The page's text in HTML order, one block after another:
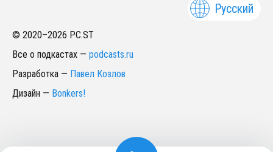
Русский
© 2020–2026 PC.ST
Все о подкастах — podcasts.ru
Разработка — Павел Козлов
Дизайн — Bonkers!